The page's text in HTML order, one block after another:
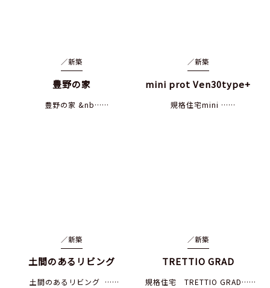
／新築
豊野の家
豊野の家 &nb……
／新築
mini prot Ven30type+
規格住宅mini ……
／新築
土間のあるリビング
土間のあるリビング ……
／新築
TRETTIO GRAD
規格住宅 TRETTIO GRAD……